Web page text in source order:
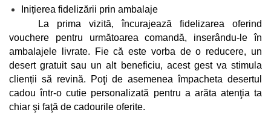
Inițierea fidelizării prin ambalaje
La prima vizită, încurajează fidelizarea oferind
vouchere pentru următoarea comandă, inserându-le în
ambalajele livrate. Fie că este vorba de o reducere, un
desert gratuit sau un alt beneficiu, acest gest va stimula
clienții să revină. Poţi de asemenea împacheta desertul
cadou într-o cutie personalizată pentru a arăta atenţia ta
chiar şi faţă de cadourile oferite.